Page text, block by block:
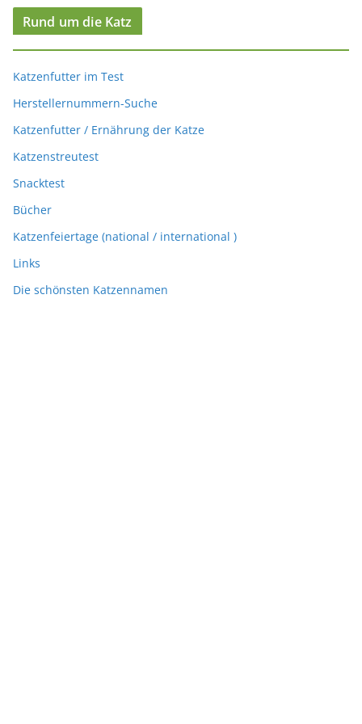
Rund um die Katz
Katzenfutter im Test
Herstellernummern-Suche
Katzenfutter / Ernährung der Katze
Katzenstreutest
Snacktest
Bücher
Katzenfeiertage (national / international )
Links
Die schönsten Katzennamen